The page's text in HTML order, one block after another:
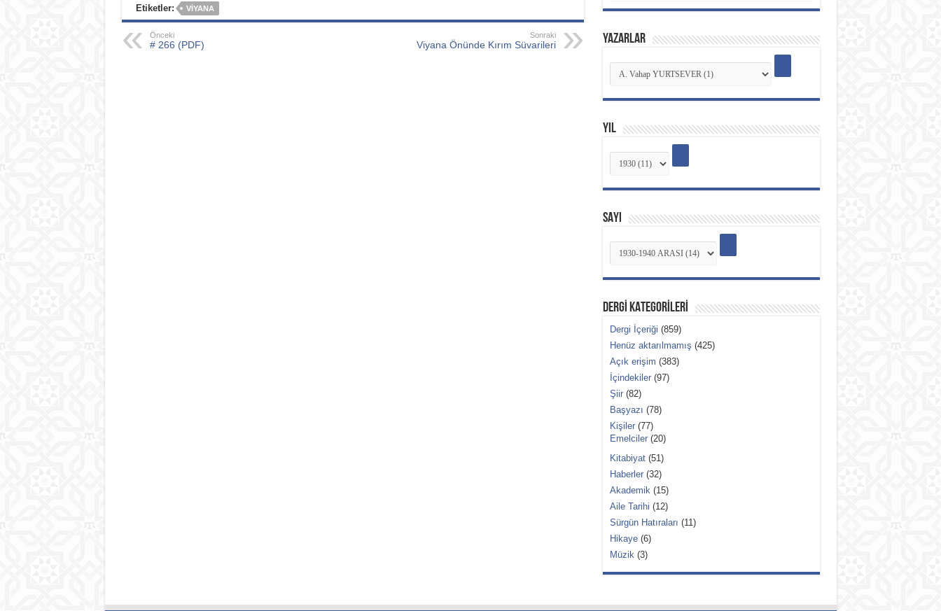
Etiketler: VIYANA
Önceki
# 266 (PDF)
Sonraki
Viyana Önünde Kırım Süvarileri YAZARLAR
YIL
SAYI
DERGİ KATEGORİLERİ
Dergi İçeriği (859)
Henüz aktarılmamış (425)
Açık erişim (383)
İçindekiler(97)
Şiir(82)
Başyazı (78)
Kişiler(77)
Emelciler(20)
Kitabiyat(51)
Haberler(32)
Akademik(15)
Aile Tarihi (12)
Sürgün Hatıraları (11)
Hikaye(6)
Müzik(3)